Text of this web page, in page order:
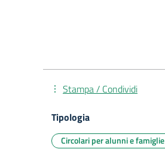
Stampa / Condividi
Tipologia
Circolari per alunni e famiglie